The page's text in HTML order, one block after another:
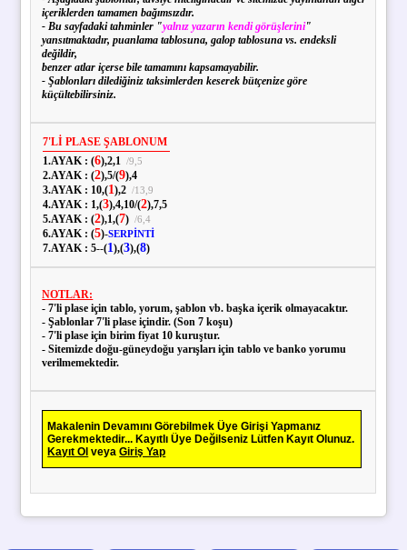
içeriklerden tamamen bağımsızdır.
- Bu sayfadaki tahminler "yalnız yazarın kendi görüşlerini"
yansıtmaktadır, puanlama tablosuna, galop tablosuna vs. endeksli
değildir,
benzer atlar içerse bile tamamını kapsamayabilir.
- Şablonları dilediğiniz taksimlerden keserek bütçenize göre
küçültebilirsiniz.
7'Lİ PLASE ŞABLONUM
1.AYAK : (6),2,1 /9, 5
2.AYAK : (2),5/(9),4
3.AYAK : 10,(1),2/13, 9
4.AYAK : 1,(3),4,10/(2),7,5
5.AYAK : (2),1,(7)/6, 4
6.AYAK : (5)-SERPİNTİ
7.AYAK : 5--(1),(3),(8)
NOTLAR:
- 7'li plase için tablo, yorum, şablon vb. başka içerik olmayacaktır.
- Şablonlar 7'li plase içindir. (Son 7 koşu)
- 7'li plase için birim fiyat 10 kuruştur.
- Sitemizde doğu-güneydoğu yarışları için tablo ve banko yorumu
verilmemektedir.
Makalenin Devamını Görebilmek Üye Girişi Yapmanız
Gerekmektedir... Kayıtlı Üye Değilseniz Lütfen Kayıt Olunuz.
Kayıt Ol veyaGiriş Yap